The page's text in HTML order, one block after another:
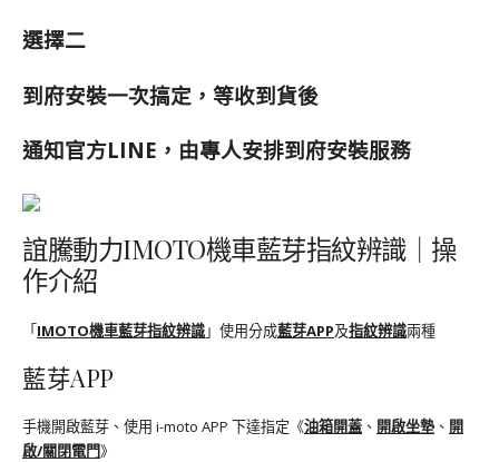
選擇二
到府安裝一次搞定，等收到貨後
通知官方LINE，由專人安排到府安裝服務
誼騰動力IMOTO機車藍芽指紋辨識｜操
作介紹
「IMOTO機車藍芽指紋辨識」使用分成藍芽APP及指紋辨識兩種
藍芽APP
手機開啟藍芽、使用 i-moto APP 下達指定《油箱開蓋 、 開啟坐墊、 開
啟/關閉電門》